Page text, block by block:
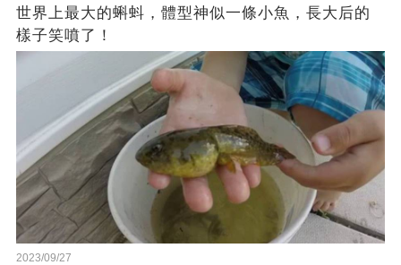
世界上最大的蝌蚪，體型神似一條小魚，長大后的
樣子笑噴了！
2023/09/27